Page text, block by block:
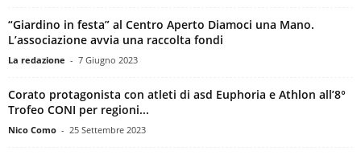
“Giardino in festa” al Centro Aperto Diamoci una Mano.
L’associazione avvia una raccolta fondi
La redazione - 7 Giugno 2023
Corato protagonista con atleti di asd Euphoria e Athlon all’8°
Trofeo CONI per regioni...
Nico Como - 25 Settembre 2023